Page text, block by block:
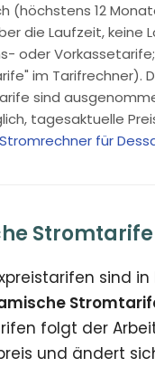
(höchstens 12
die Laufzeit, keine
oder
im Tarifrechner).
sind
tagesaktuelle
Stromrechner für
Stromtarife
sind in
folgt der
und ändert